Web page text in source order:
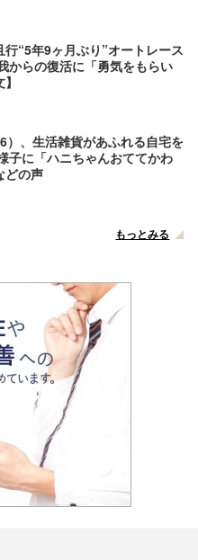
“5年9ヶ月ぶり”オートレース
からの復活に「勇気をもらい
）、生活雑貨があふれる自宅を
子に「ハニちゃんおててかわ
どの声
もっとみる